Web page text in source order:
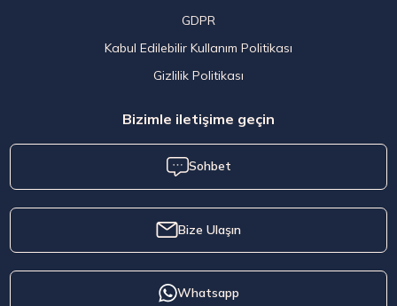
GDPR
Kabul Edilebilir Kullanım Politikası
Gizlilik Politikası
Bizimle iletişime geçin
Sohbet
Bize Ulaşın
Whatsapp